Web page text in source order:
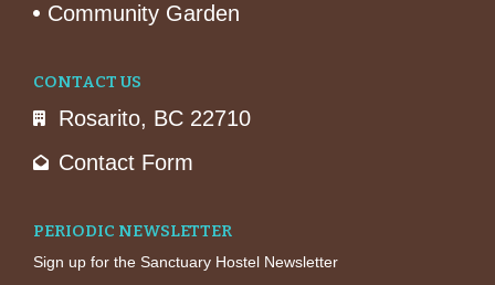
Community Garden
CONTACT US
Rosarito, BC 22710
Contact Form
PERIODIC NEWSLETTER
Sign up for the Sanctuary Hostel Newsletter